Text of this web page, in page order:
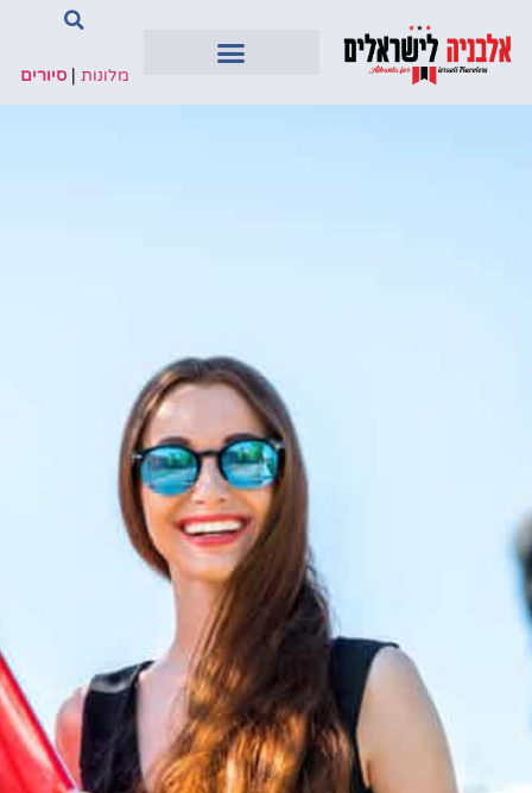
מלונות |סיורים